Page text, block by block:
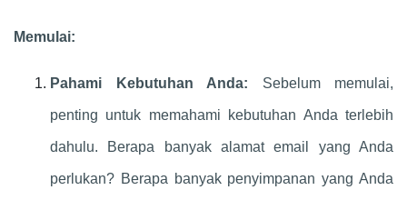
Memulai:
Pahami Kebutuhan Anda: Sebelum memulai,
penting untuk memahami kebutuhan Anda terlebih
dahulu. Berapa banyak alamat email yang Anda
perlukan? Berapa banyak penyimpanan yang Anda